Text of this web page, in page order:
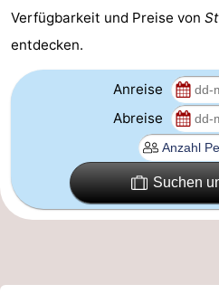
Adressen
Region
Gent
-
Verfügbarkeit und Preise von
entdecken.
Anreise
Abreise
Suchen